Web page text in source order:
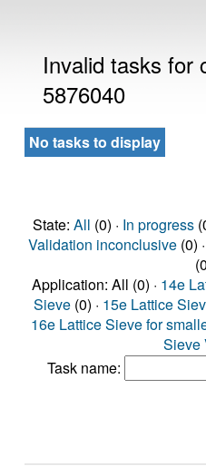
Invalid tasks for
5876040
No tasks to display
State: All (0) · In progress
Validation inconclusive(0) ·
Application: All (0) · 14e
Sieve (0) · 15e Lattice
16e Lattice Sieve for
Sieve
Task name: